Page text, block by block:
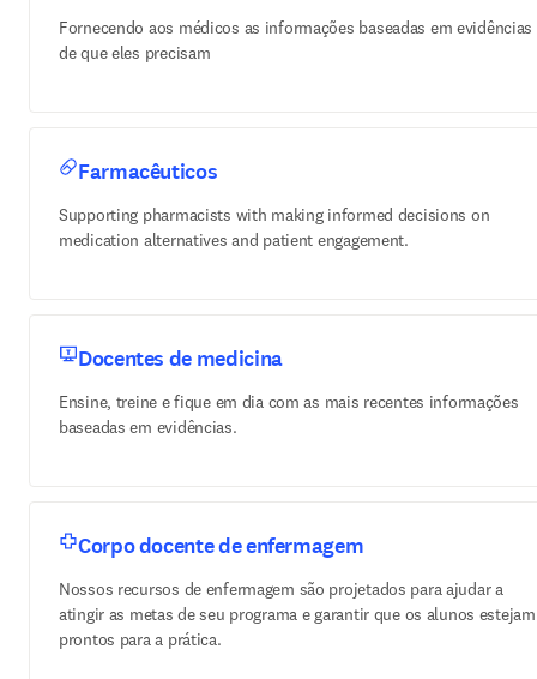
Fornecendo aos médicos as informações baseadas em evidências
de que eles precisam
Farmacêuticos
Supporting pharmacists with making informed decisions on
medication alternatives and patient engagement.
Docentes de medicina
Ensine, treine e fique em dia com as mais recentes informações
baseadas em evidências.
Corpo docente de enfermagem
Nossos recursos de enfermagem são projetados para ajudar a
atingir as metas de seu programa e garantir que os alunos estejam
prontos para a prática.